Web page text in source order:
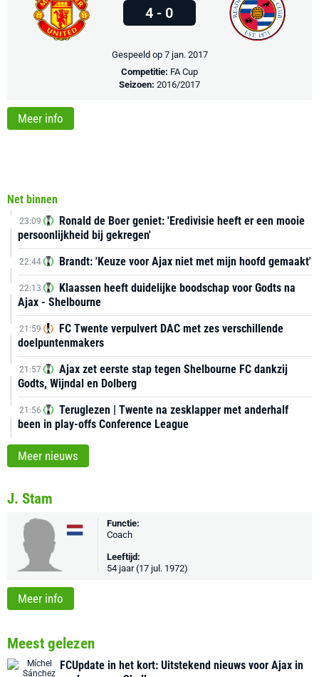
Net binnen
23:09
Ronald de Boer geniet: 'Eredivisie heeft er een mooie
persoonlijkheid bij gekregen'
22:44 Brandt: 'Keuze voor Ajax niet met mijn hoofd gemaakt'
22:13
Klaassen heeft duidelijke boodschap voor Godts na
Ajax - Shelbourne
21:59
FC Twente verpulvert DAC met zes verschillende
doelpuntenmakers
21:57
Ajax zet eerste stap tegen Shelbourne FC dankzij
Godts, Wijndal en Dolberg
21:56
Teruglezen | Twente na zesklapper met anderhalf
been in play-offs Conference League
Meer nieuws
4 - 0
Gespeeld op 7 jan. 2017
Competitie: FA Cup
Seizoen: 2016/2017
Meer info
J. Stam
Functie:
Coach
Leeftijd:
54 jaar (17 jul. 1972)
Meer info
Meest gelezen
FCUpdate in het kort: Uitstekend nieuws voor Ajax in